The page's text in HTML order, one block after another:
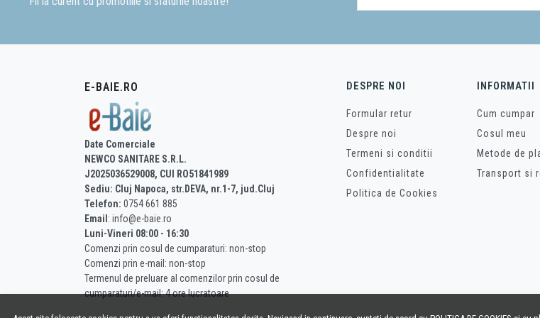
E-BAIE.RO
Date Comerciale
NEWCO SANITARE S.R.L.
J2025036529008, CUI RO51841989
Sediu: Cluj Napoca, str.DEVA, nr.1-7, jud.Cluj
Telefon: 0754 661 885
Email: info@e-baie.ro
Luni-Vineri 08:00 - 16:30
Comenzi prin cosul de cumparaturi: non-stop
Comenzi prin e-mail: non-stop
Termenul de preluare al comenzilor prin cosul de
cumparaturi/e-mail: 4 ore lucratoare
DESPRE NOI
Formular retur
Despre noi
Termeni si conditii
Confidentialitate
Politica de Cookies
INFORMATII
Cum cumpar
Cosul meu
Metode de
Transport si